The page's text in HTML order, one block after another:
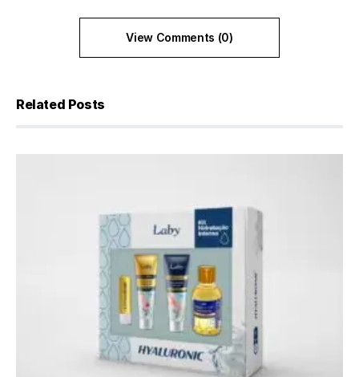
View Comments (0)
Related Posts